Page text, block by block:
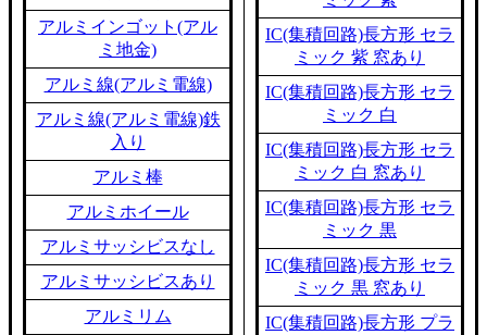
アルミインゴット(アル
ミ地金)
アルミ線(アルミ電線)
アルミ線(アルミ電線)鉄
入り
アルミ棒
アルミホイール
アルミサッシビスなし
アルミサッシビスあり
アルミリム
IC(集積回路)長方形 セラ
ミック 紫 窓あり
IC(集積回路)長方形 セラ
ミック 白
IC(集積回路)長方形 セラ
ミック 白 窓あり
IC(集積回路)長方形 セラ
ミック 黒
IC(集積回路)長方形 セラ
ミック 黒 窓あり
IC(集積回路)長方形 プラ